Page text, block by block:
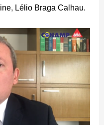
Lélio Braga Calhau.